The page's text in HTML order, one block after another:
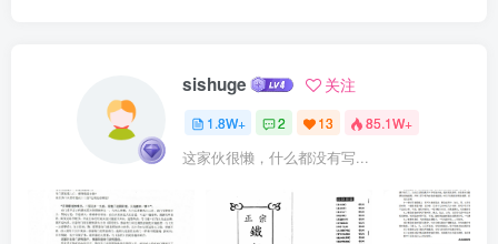
帝靈威仰勾芒君青帝夫人降下，上請南方赤帝嫖弩祝融君赤帝夫人降
下，上請西方白帝招矩少吴君白帝夫人降下，上請北方黑帝莱光紀玄
冥君黑帝夫人降下，上請中央黄帝含樞紐軒轅君黄帝夫人降下。上請
五帝之子、五帝之孫、典籍功曹、司命司錄、好生司馬、大神解穢主
者，左右尚昔、前後僕射、延壽玉女、長吏司空、注年博士、上下大
sishuge 关注
1.8W+ 2 13 85.1W+
这家伙很懒，什么都没有写...